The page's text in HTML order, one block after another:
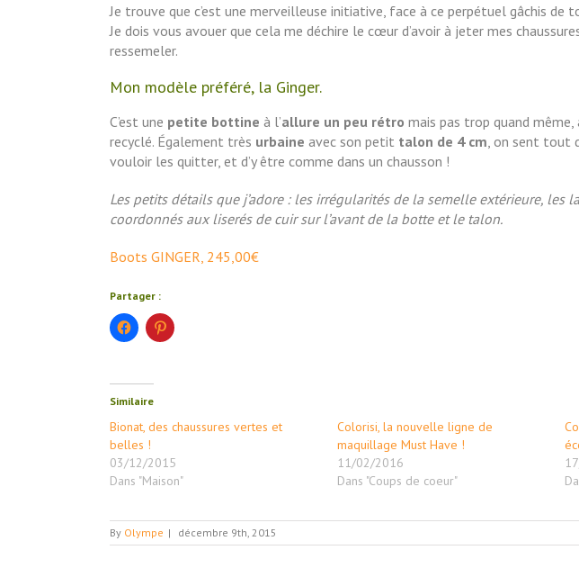
Je trouve que c’est une merveilleuse initiative, face à ce perpétuel gâchis de
Je dois vous avouer que cela me déchire le cœur d’avoir à jeter mes
ressemeler.
Mon modèle préféré, la Ginger.
C’est une petite bottine à l’allure un peu rétro mais pas trop quand
recyclé. Également très urbaine avec son petit talon de 4 cm , on sent tout
vouloir les quitter, et d’y être comme dans un chausson !
Les petits détails que j’adore : les irrégularités de la semelle extérieure, les
coordonnés aux liserés de cuir sur l’avant de la botte et le talon.
Boots GINGER, 245,00€
Partager :
Cliquez
pour
dans
une
nouvelle
fenêtre)
Cliquez
pour
fenêtre)
Similaire
Bionat, des chaussures vertes et
belles !
03/12/2015
Dans "Maison"
Colorisi, la nouvelle ligne de
maquillage Must Have !
11/02/2016
Dans "Coups de coeur"
By Olympe | décembre 9th, 2015